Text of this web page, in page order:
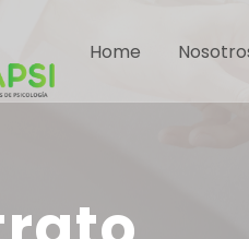
Home